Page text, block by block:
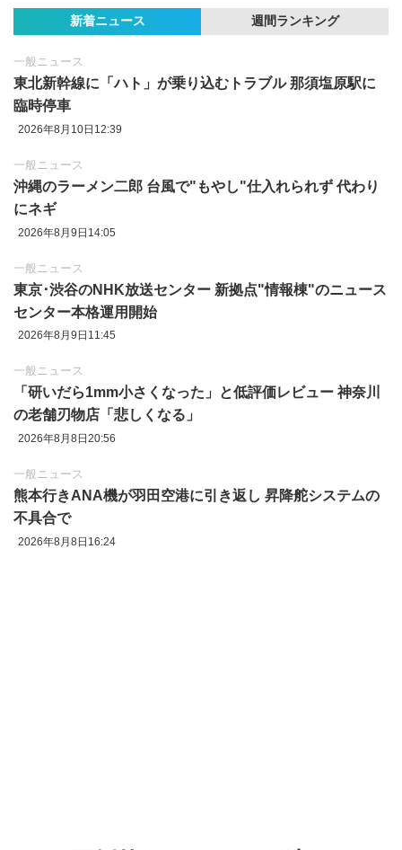
新着ニュース 週間ランキング
一般ニュース
東北新幹線に「ハト」が乗り込むトラブル 那須塩原駅に
臨時停車
2026年8月10日12:39
一般ニュース
沖縄のラーメン二郎 台風で"もやし"仕入れられず 代わり
にネギ
2026年8月9日14:05
一般ニュース
東京‪･‬渋谷のNHK放送センター 新拠点"情報棟"のニュース
センター本格運用開始
2026年8月9日11:45
一般ニュース
「研いだら1mm小さくなった」と低評価レビュー 神奈川
の老舗刃物店「悲しくなる」
2026年8月8日20:56
一般ニュース
熊本行きANA機が羽田空港に引き返し 昇降舵システムの
不具合で
2026年8月8日16:24